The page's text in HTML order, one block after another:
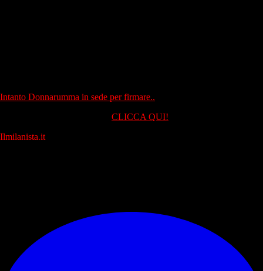
Intanto Donnarumma in sede per firmare..
CLICCA QUI!
Ilmilanista.it